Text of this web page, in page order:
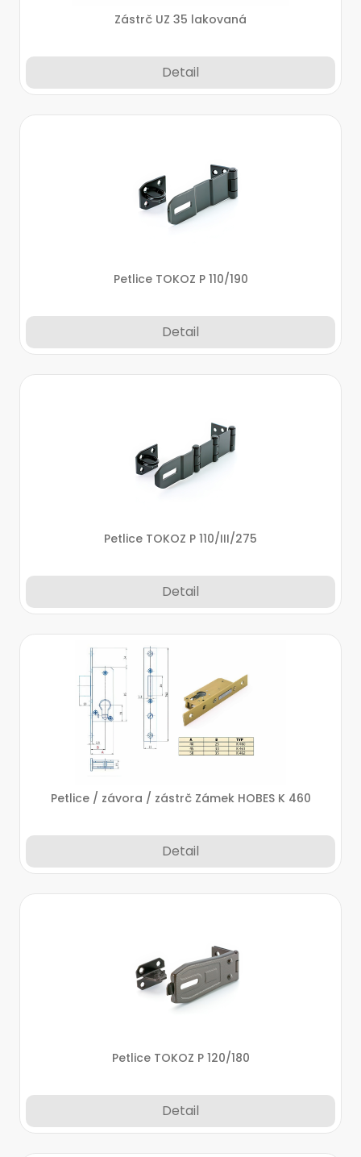
Zástrč UZ 35 lakovaná
Detail
Petlice TOKOZ P 110/190
Detail
Petlice TOKOZ P 110/III/275
Detail
Petlice / závora / zástrč Zámek HOBES K 460
Detail
Petlice TOKOZ P 120/180
Detail